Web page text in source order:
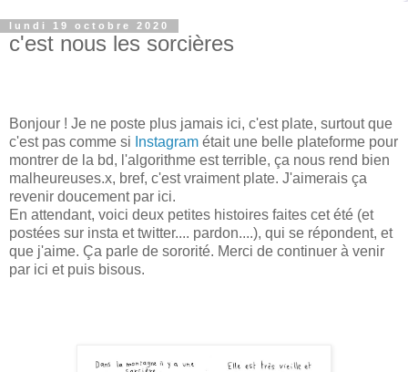
lundi 19 octobre 2020
c'est nous les sorcières
Bonjour ! Je ne poste plus jamais ici, c'est plate, surtout que
c'est pas comme si Instagram était une belle plateforme pour
montrer de la bd, l'algorithme est terrible, ça nous rend bien
malheureuses.x, bref, c'est vraiment plate. J'aimerais ça
revenir doucement par ici.
En attendant, voici deux petites histoires faites cet été (et
postées sur insta et twitter.... pardon....), qui se répondent, et
que j'aime. Ça parle de sororité. Merci de continuer à venir
par ici et puis bisous.